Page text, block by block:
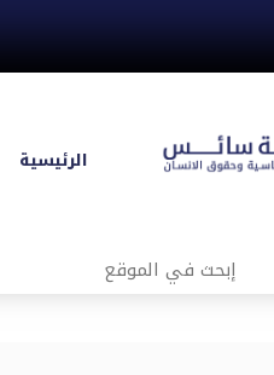
الرئيسية